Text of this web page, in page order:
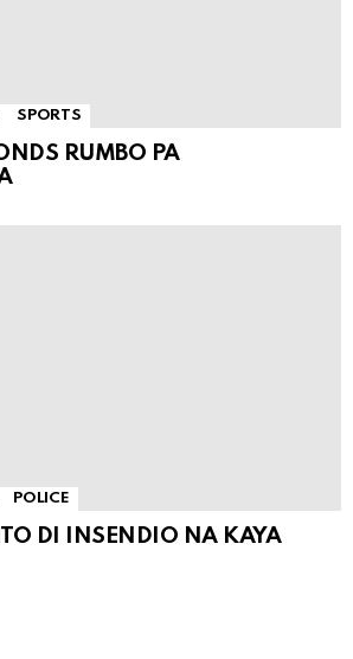
SPORTS
RUMBO PA
POLICE
DI INSENDIO NA KAYA